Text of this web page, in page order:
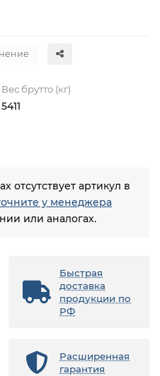
Вес брутто (кг)
5411
отсутствует артикул в
у менеджера
или аналогах.
Быстрая
доставка
продукции по
РФ
Расширенная
гарантия